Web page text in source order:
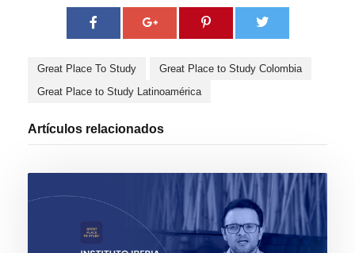
Great Place To Study
Great Place to Study Colombia
Great Place to Study Latinoamérica
Artículos relacionados